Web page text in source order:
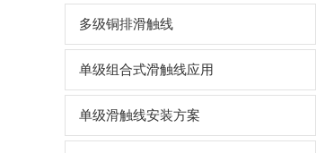
多级铜排滑触线
单级组合式滑触线应用
单级滑触线安装方案